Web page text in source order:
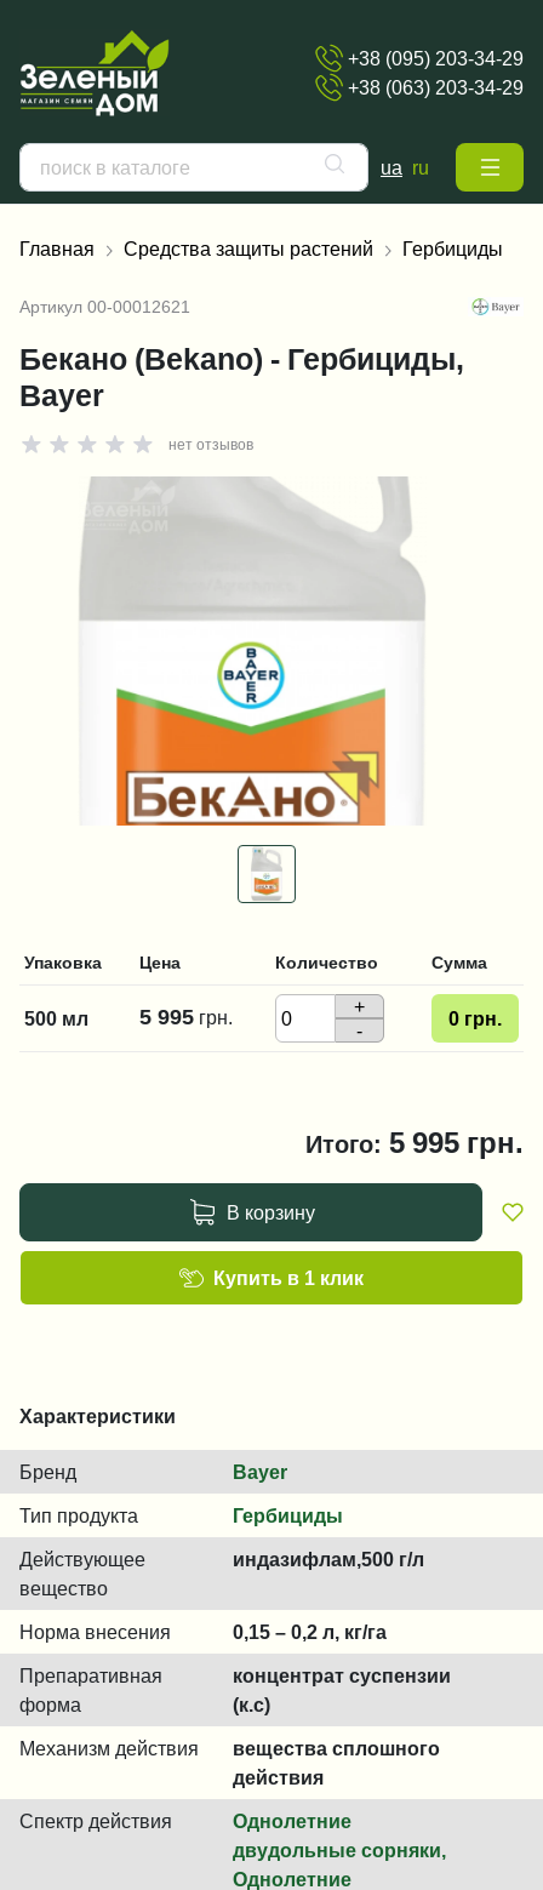
+38 (095) 203-34-29
+38 (063) 203-34-29
ua ru
Главная Средства защиты растений Гербициды
Артикул 00-00012621
Бекано (Bekano) - Гербициды,
Bayer
нет отзывов
Упаковка Цена Количество Сумма
500 мл 5 995 грн.
+
-
0 грн.
Итого: 5 995 грн.
В корзину
Купить в 1 клик
Характеристики
Бренд Bayer
Тип продукта Гербициды
Действующее
вещество
индазифлам,500 г/л
Норма внесения 0,15 – 0,2 л, кг/га
Препаративная
форма
концентрат суспензии
(к.с)
Механизм действия
вещества сплошного
действия
Спектр действия
Однолетние
двудольные сорняки,
Однолетние